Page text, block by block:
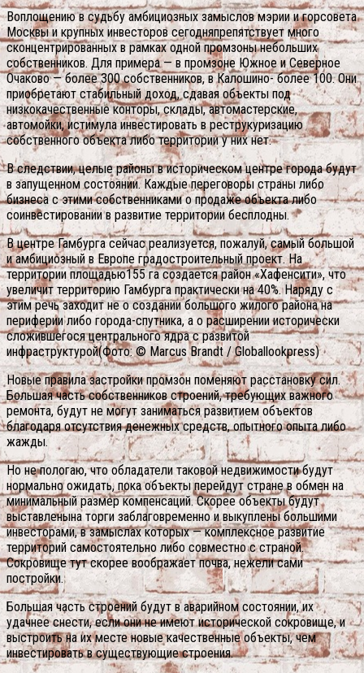
Воплощению в судьбу амбициозных замыслов мэрии и горсовета
Москвы и крупных инвесторов сегодняпрепятствует много
сконцентрированных в рамках одной промзоны небольших
собственников. Для примера — в промзоне Южное и Северное
Очаково — более 300 собственников, в Калошино- более 100. Они
приобретают стабильный доход, сдавая объекты под
низкокачественные конторы, склады, автомастерские,
автомойки, истимула инвестировать в реструкуризацию
собственного объекта либо территории у них нет.
В следствии, целые районы в историческом центре города будут
в запущенном состоянии. Каждые переговоры страны либо
бизнеса с этими собственниками о продаже объекта либо
соинвестировании в развитие территории бесплодны.
В центре Гамбурга сейчас реализуется, пожалуй, самый большой
и амбициозный в Европе градостроительный проект. На
территории площадью155 га создается район «Хафенсити», что
увеличит территорию Гамбурга практически на 40%. Наряду с
этим речь заходит не о создании большого жилого района на
периферии либо города-спутника, а о расширении исторически
сложившегося центрального ядра с развитой
инфраструктурой(Фото: © Marcus Brandt / Globallookpress)
Новые правила застройки промзон поменяют расстановку сил.
Большая часть собственников строений, требующих важного
ремонта, будут не могут заниматься развитием объектов
благодаря отсутствия денежных средств, опытного опыта либо
жажды.
Но не пологаю, что обладатели таковой недвижимости будут
нормально ожидать, пока объекты перейдут стране в обмен на
минимальный размер компенсаций. Скорее объекты будут
выставленына торги заблаговременно и выкуплены большими
инвесторами, в замыслах которых — комплексное развитие
территорий самостоятельно либо совместно с страной.
Сокровище тут скорее воображает почва, нежели сами
постройки.
Большая часть строений будут в аварийном состоянии, их
удачнее снести, если они не имеют исторической сокровище, и
выстроить на их месте новые качественные объекты, чем
инвестировать в существующие строения.